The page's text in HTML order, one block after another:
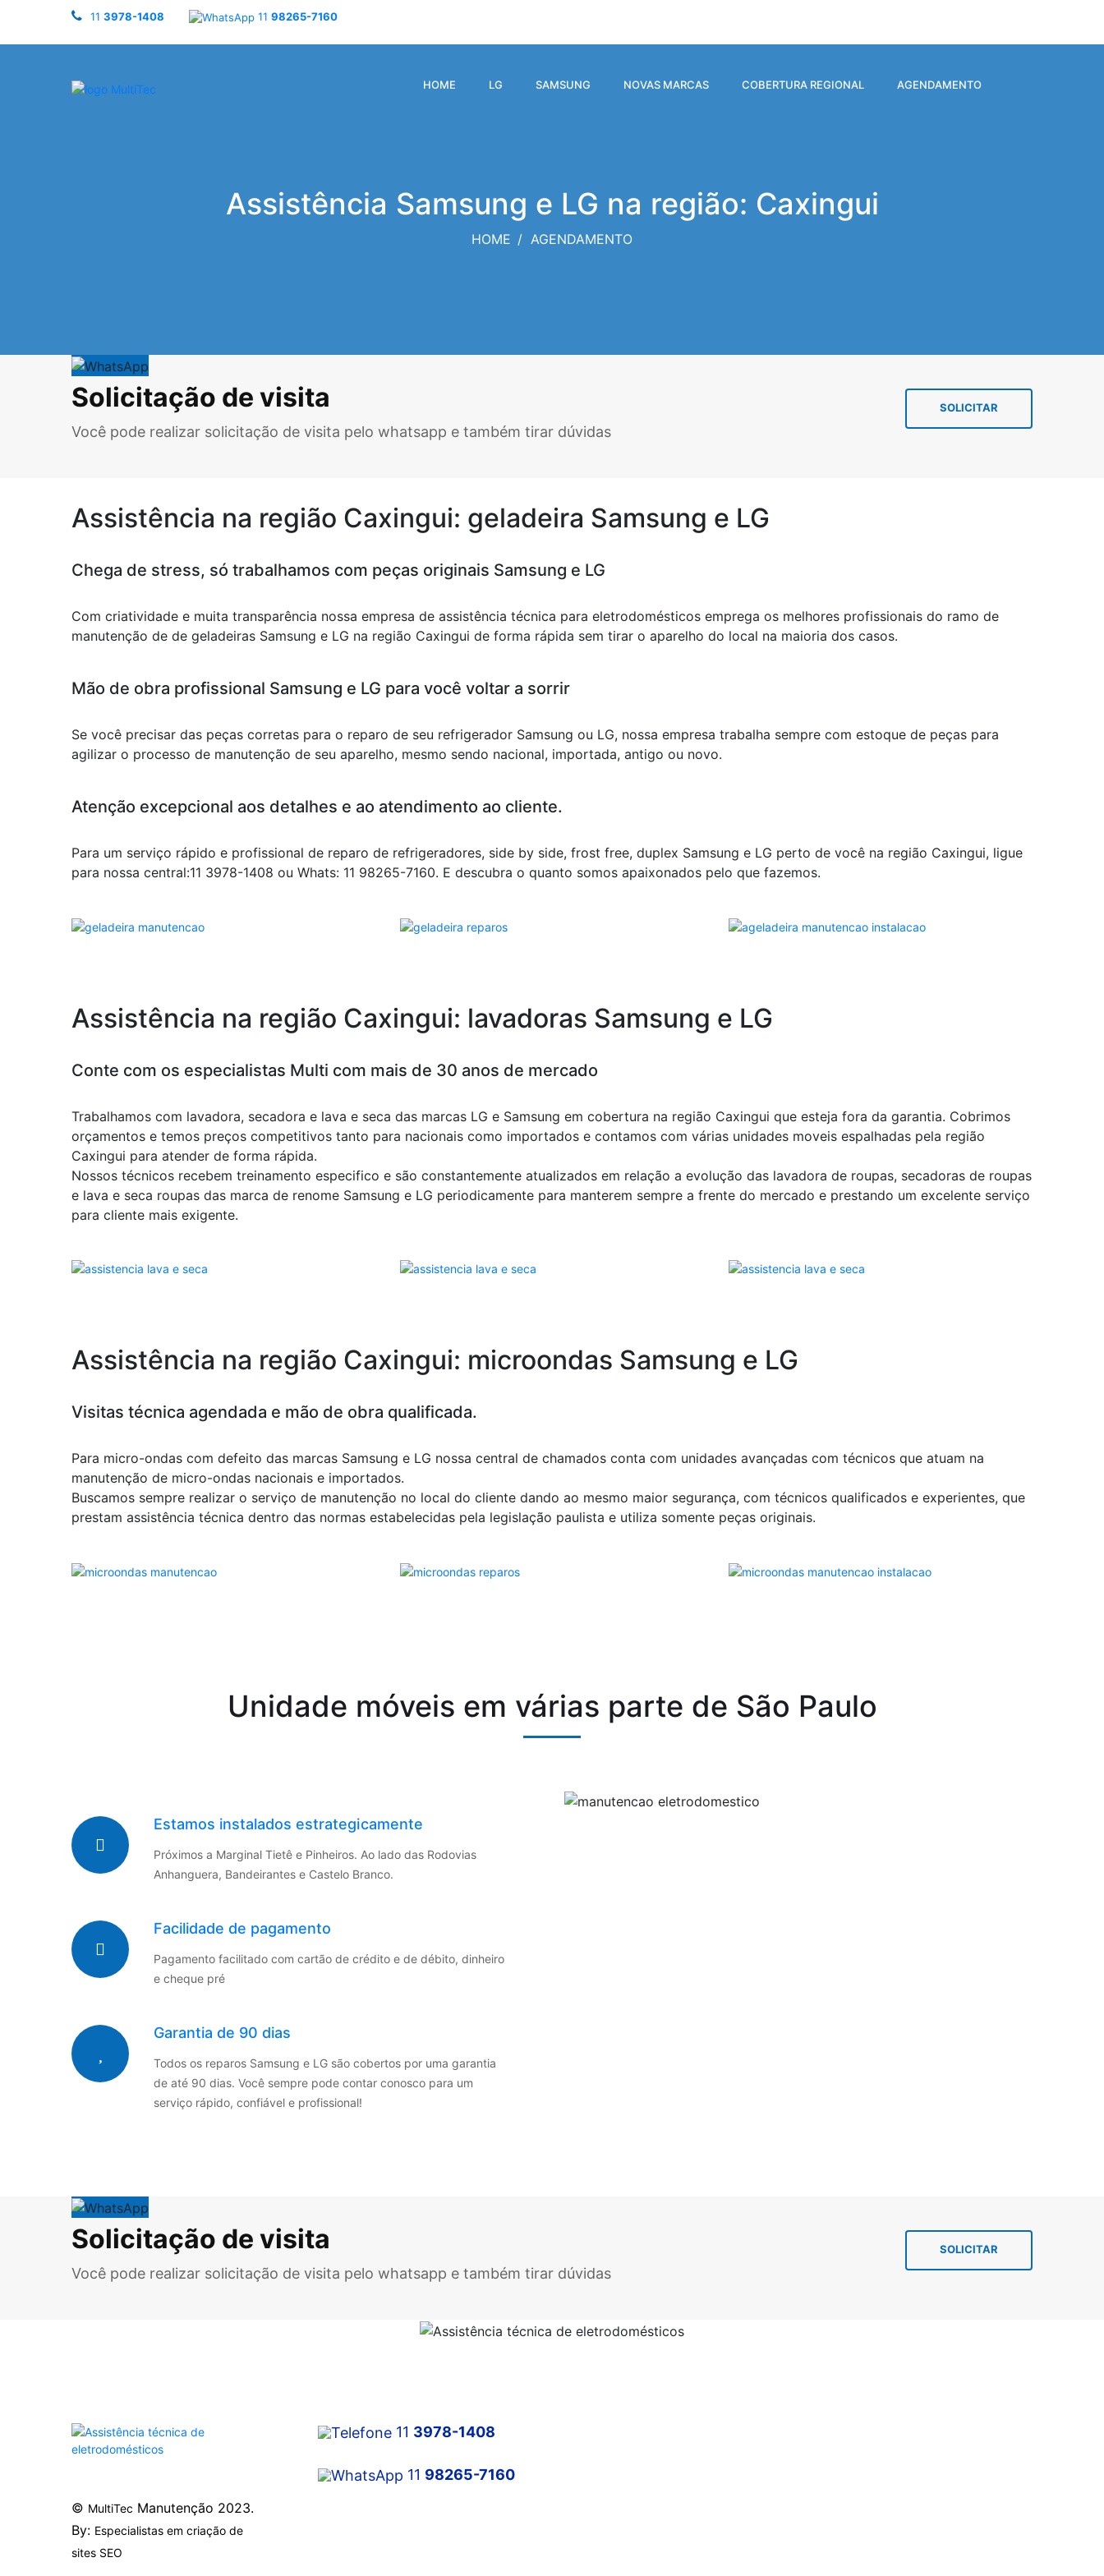
11 3978-1408 11 98265-7160
HOME LG SAMSUNG NOVAS MARCAS COBERTURA REGIONAL AGENDAMENTO
Assistência Samsung e LG na região: Caxingui
HOME AGENDAMENTO
Solicitação de visita
Você pode realizar solicitação de visita pelo whatsapp e também tirar dúvidas
SOLICITAR
Assistência na região Caxingui: geladeira Samsung e LG
Chega de stress, só trabalhamos com peças originais Samsung e LG
Com criatividade e muita transparência nossa empresa de assistência técnica para eletrodomésticos emprega os melhores profissionais do ramo de
manutenção de de geladeiras Samsung e LG na região Caxingui de forma rápida sem tirar o aparelho do local na maioria dos casos.
Mão de obra profissional Samsung e LG para você voltar a sorrir
Se você precisar das peças corretas para o reparo de seu refrigerador Samsung ou LG, nossa empresa trabalha sempre com estoque de peças para
agilizar o processo de manutenção de seu aparelho, mesmo sendo nacional, importada, antigo ou novo.
Atenção excepcional aos detalhes e ao atendimento ao cliente.
Para um serviço rápido e profissional de reparo de refrigeradores, side by side, frost free, duplex Samsung e LG perto de você na região Caxingui, ligue
para nossa central:11 3978-1408 ou Whats: 11 98265-7160. E descubra o quanto somos apaixonados pelo que fazemos.
Assistência na região Caxingui: lavadoras Samsung e LG
Conte com os especialistas Multi com mais de 30 anos de mercado
Trabalhamos com lavadora, secadora e lava e seca das marcas LG e Samsung em cobertura na região Caxingui que esteja fora da garantia. Cobrimos
orçamentos e temos preços competitivos tanto para nacionais como importados e contamos com várias unidades moveis espalhadas pela região
Caxingui para atender de forma rápida.
Nossos técnicos recebem treinamento especifico e são constantemente atualizados em relação a evolução das lavadora de roupas, secadoras de roupas
e lava e seca roupas das marca de renome Samsung e LG periodicamente para manterem sempre a frente do mercado e prestando um excelente serviço
para cliente mais exigente.
Assistência na região Caxingui: microondas Samsung e LG
Visitas técnica agendada e mão de obra qualificada.
Para micro-ondas com defeito das marcas Samsung e LG nossa central de chamados conta com unidades avançadas com técnicos que atuam na
manutenção de micro-ondas nacionais e importados.
Buscamos sempre realizar o serviço de manutenção no local do cliente dando ao mesmo maior segurança, com técnicos qualificados e experientes, que
prestam assistência técnica dentro das normas estabelecidas pela legislação paulista e utiliza somente peças originais.
Unidade móveis em várias parte de São Paulo
Estamos instalados estrategicamente
Próximos a Marginal Tietê e Pinheiros. Ao lado das Rodovias
Anhanguera, Bandeirantes e Castelo Branco.
Facilidade de pagamento
Pagamento facilitado com cartão de crédito e de débito, dinheiro
e cheque pré
Garantia de 90 dias
Todos os reparos Samsung e LG são cobertos por uma garantia
de até 90 dias. Você sempre pode contar conosco para um
serviço rápido, confiável e profissional!
Solicitação de visita
Você pode realizar solicitação de visita pelo whatsapp e também tirar dúvidas
SOLICITAR
© MultiTec Manutenção 2023.
By: Especialistas em criação de
sites SEO
11 3978-1408
11 98265-7160